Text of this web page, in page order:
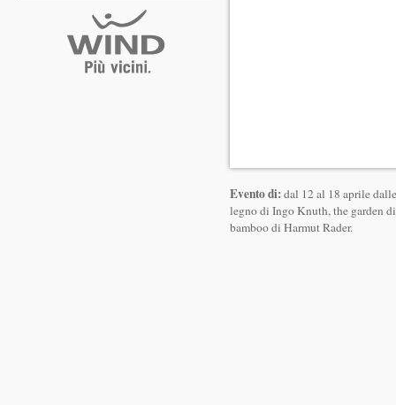
Evento di:dal 12 al 18 aprile
legno di Ingo Knuth, the garden
bamboo di Harmut Rader.